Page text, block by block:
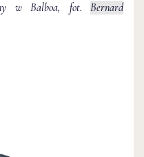
w Balboa, fot. Bernard